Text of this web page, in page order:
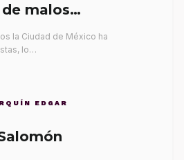
malos
la Ciudad de México ha
lo…
EDGAR